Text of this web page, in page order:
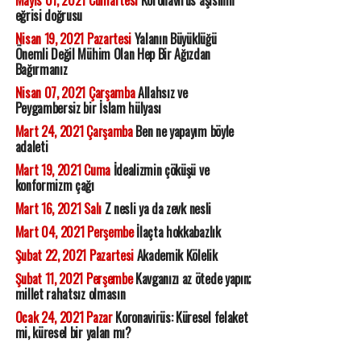
eğrisi doğrusu
Nisan 19, 2021 PazartesiYalanın Büyüklüğü
Önemli Değil Mühim Olan Hep Bir Ağızdan
Bağırmanız
Nisan 07, 2021 ÇarşambaAllahsız ve
Peygambersiz bir İslam hülyası
Mart 24, 2021 ÇarşambaBen ne yapayım böyle
adaleti
Mart 19, 2021 Cumaİdealizmin çöküşü ve
konformizm çağı
Mart 16, 2021 SalıZ nesli ya da zevk nesli
Mart 04, 2021 Perşembeİlaçta hokkabazlık
Şubat 22, 2021 PazartesiAkademik Kölelik
Şubat 11, 2021 PerşembeKavganızı az ötede yapın;
millet rahatsız olmasın
Ocak 24, 2021 PazarKoronavirüs: Küresel felaket
mi, küresel bir yalan mı?